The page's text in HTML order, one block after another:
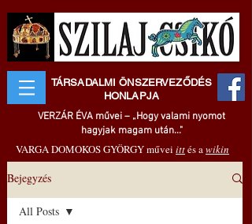
TÁRSADALMI ÖNSZERVEZŐDÉS
HONLAPJA
VERZÁR ÉVA művei – „Hogy valami nyomot
hagyjak magam után..."
VARGA DOMOKOS GYÖRGY művei ittés awikin
Bejegyzés
All Posts